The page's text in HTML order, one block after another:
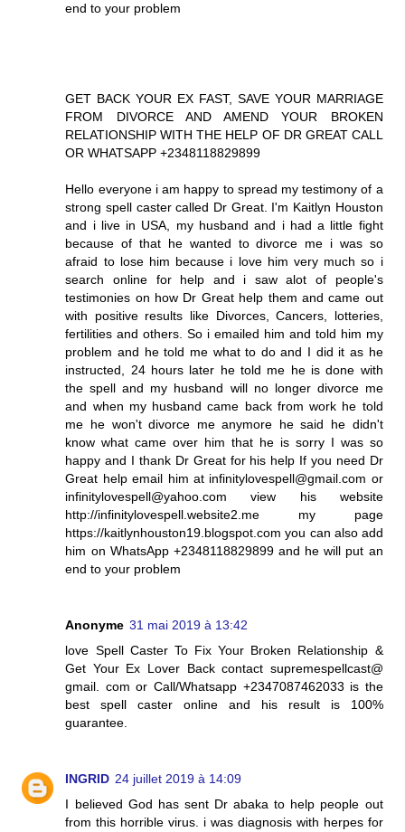
end to your problem
GET BACK YOUR EX FAST, SAVE YOUR MARRIAGE
FROM DIVORCE AND AMEND YOUR BROKEN
RELATIONSHIP WITH THE HELP OF DR GREAT CALL
OR WHATSAPP +2348118829899
Hello everyone i am happy to spread my testimony of a
strong spell caster called Dr Great. I'm Kaitlyn Houston
and i live in USA, my husband and i had a little fight
because of that he wanted to divorce me i was so
afraid to lose him because i love him very much so i
search online for help and i saw alot of people's
testimonies on how Dr Great help them and came out
with positive results like Divorces, Cancers, lotteries,
fertilities and others. So i emailed him and told him my
problem and he told me what to do and I did it as he
instructed, 24 hours later he told me he is done with
the spell and my husband will no longer divorce me
and when my husband came back from work he told
me he won't divorce me anymore he said he didn't
know what came over him that he is sorry I was so
happy and I thank Dr Great for his help If you need Dr
Great help email him at infinitylovespell@gmail.com or
infinitylovespell@yahoo.com view his website
http://infinitylovespell.website2.me my page
https://kaitlynhouston19.blogspot.com you can also add
him on WhatsApp +2348118829899 and he will put an
end to your problem
Anonyme 31 mai 2019 à 13:42
love Spell Caster To Fix Your Broken Relationship &
Get Your Ex Lover Back contact supremespellcast@
gmail. com or Call/Whatsapp +2347087462033 is the
best spell caster online and his result is 100%
guarantee.
INGRID 24 juillet 2019 à 14:09
I believed God has sent Dr abaka to help people out
from this horrible virus. i was diagnosis with herpes for